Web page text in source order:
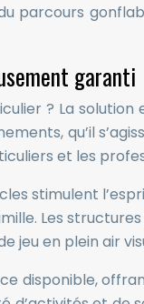
parcours
garanti
? La
qu’il
et les
stimulent
Les
jeu en plein air
disponible,